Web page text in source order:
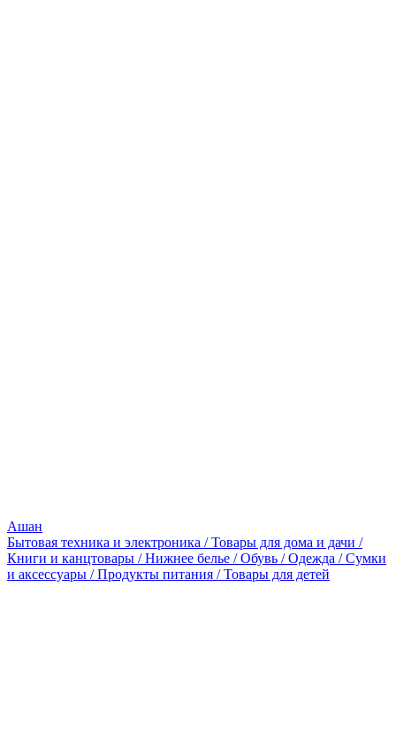
Ашан
Бытовая техника и электроника / Товары для дома и дачи /
Книги и канцтовары / Нижнее белье / Обувь / Одежда / Сумки
и аксессуары / Продукты питания / Товары для детей